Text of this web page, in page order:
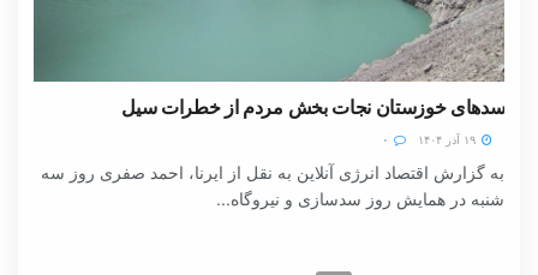
سدهای خوزستان نجات بخش مردم از خطرات سیل
به گزارش اقتصاد انرژی آنلاین به نقل از ایرنا، احمد صفری روز سه
شنبه در همایش روز سدسازی و نیروگاه...